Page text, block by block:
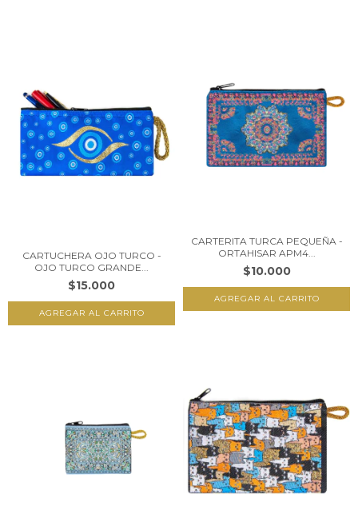
CARTUCHERA OJO TURCO -
OJO TURCO GRANDE...
$15.000
CARTERITA TURCA PEQUEÑA -
ORTAHISAR APM4...
$10.000